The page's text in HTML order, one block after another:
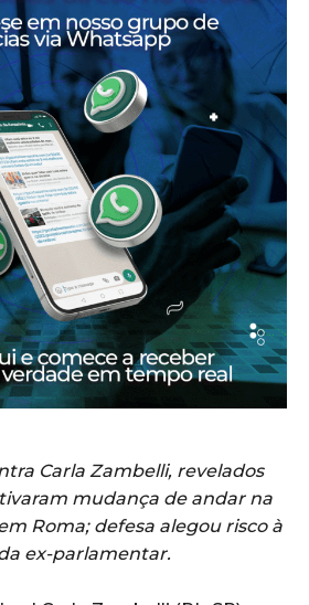
Carla Zambelli, revelados
mudança de andar na
Roma; defesa alegou risco à
ex-parlamentar.